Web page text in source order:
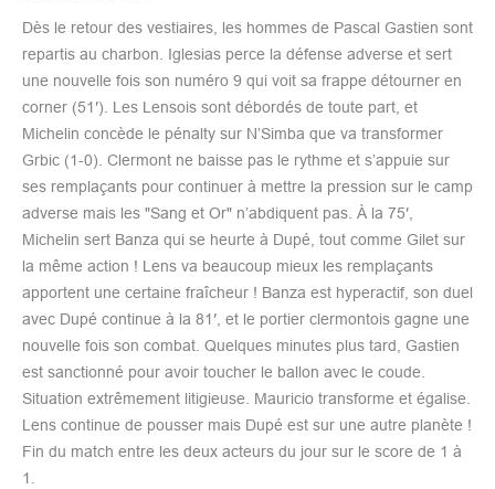
Dès le retour des vestiaires, les hommes de Pascal Gastien sont
repartis au charbon. Iglesias perce la défense adverse et sert
une nouvelle fois son numéro 9 qui voit sa frappe détourner en
corner (51′). Les Lensois sont débordés de toute part, et
Michelin concède le pénalty sur N’Simba que va transformer
Grbic (1-0). Clermont ne baisse pas le rythme et s’appuie sur
ses remplaçants pour continuer à mettre la pression sur le camp
adverse mais les "Sang et Or" n’abdiquent pas. À la 75′,
Michelin sert Banza qui se heurte à Dupé, tout comme Gilet sur
la même action ! Lens va beaucoup mieux les remplaçants
apportent une certaine fraîcheur ! Banza est hyperactif, son duel
avec Dupé continue à la 81′, et le portier clermontois gagne une
nouvelle fois son combat. Quelques minutes plus tard, Gastien
est sanctionné pour avoir toucher le ballon avec le coude.
Situation extrêmement litigieuse. Mauricio transforme et égalise.
Lens continue de pousser mais Dupé est sur une autre planète !
Fin du match entre les deux acteurs du jour sur le score de 1 à
1.